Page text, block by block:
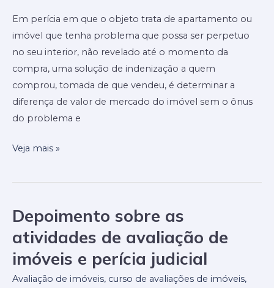
Em perícia em que o objeto trata de apartamento ou
imóvel que tenha problema que possa ser perpetuo
no seu interior, não revelado até o momento da
compra, uma solução de indenização a quem
comprou, tomada de que vendeu, é determinar a
diferença de valor de mercado do imóvel sem o ônus
do problema e
por
problema
não
revelado
no
momento
da
Veja mais »
Depoimento sobre as
atividades de avaliação de
imóveis e perícia judicial
Avaliação de imóveis, curso de avaliações de imóveis,
Depoimento
sobre
as
atividades
de